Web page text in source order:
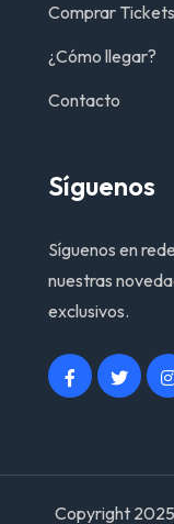
Comprar Tickets
¿Cómo llegar?
Contacto
Síguenos
Síguenos en
nuestras
exclusivos.
Copyright